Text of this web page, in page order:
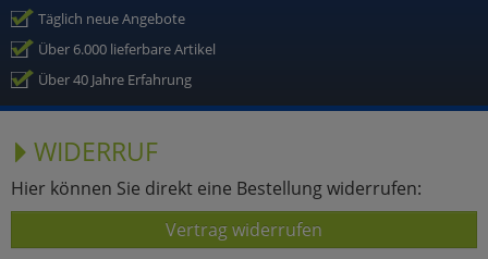
Täglich neue Angebote
Über 6.000 lieferbare Artikel
Über 40 Jahre Erfahrung
WIDERRUF
Hier können Sie direkt eine Bestellung widerrufen:
Vertrag widerrufen